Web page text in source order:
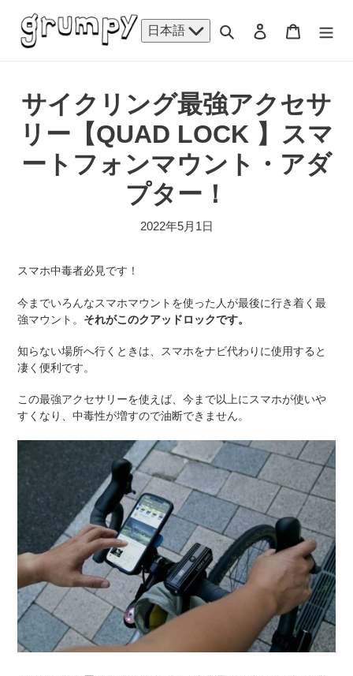
日本語 検索 ログインカート
サイクリング最強アクセサ
リー【QUAD LOCK 】スマ
ートフォンマウント・アダ
プター！
2022年5月1日
スマホ中毒者必見です！
今までいろんなスマホマウントを使った人が最後に行き着く最
強マウント。 それがこのクアッドロックです。
知らない場所へ行くときは、スマホをナビ代わりに使用すると
凄く便利です。
この最強アクセサリーを使えば、今まで以上にスマホが使いや
すくなり、中毒性が増すので油断できません。